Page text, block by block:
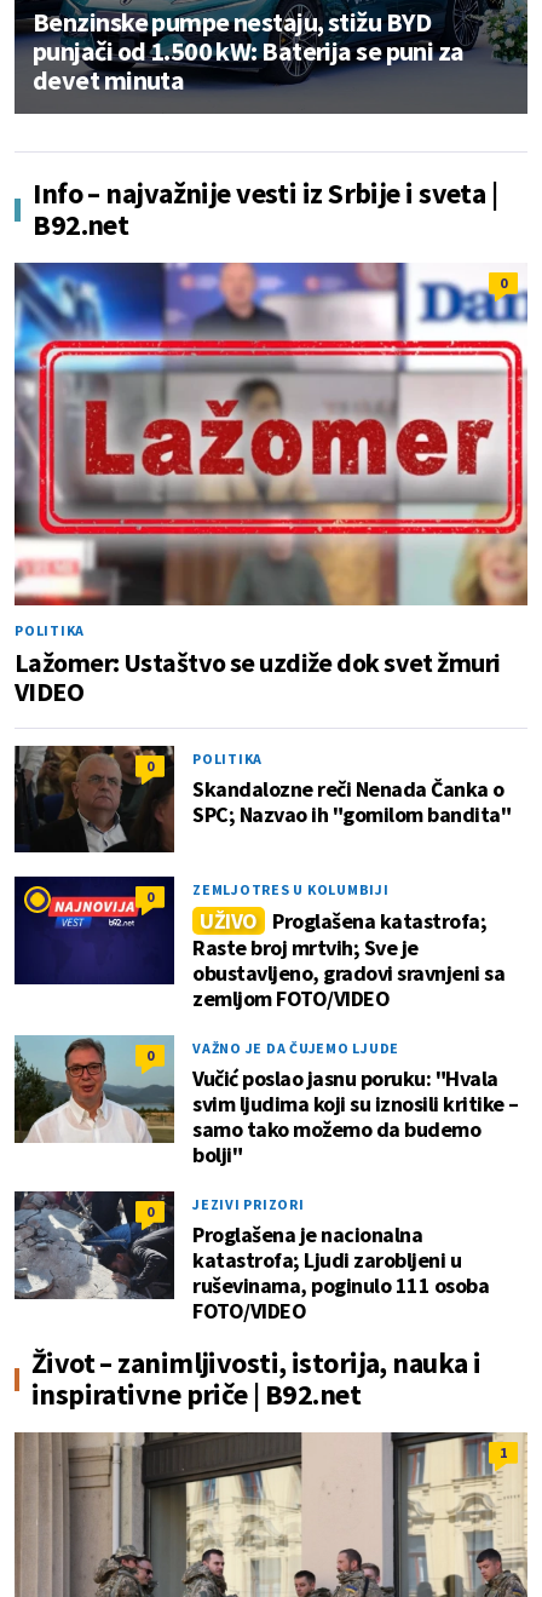
Benzinske pumpe nestaju, stižu BYD
punjači od 1.500 kW: Baterija se puni za
devet minuta
Info – najvažnije vesti iz Srbije i sveta |
B92.net
0
POLITIKA
Lažomer: Ustaštvo se uzdiže dok svet žmuri
VIDEO
0 POLITIKA
Skandalozne reči Nenada Čanka o
SPC; Nazvao ih "gomilom bandita"
0 ZEMLJOTRES U KOLUMBIJI
UŽIVO Proglašena katastrofa;
Raste broj mrtvih; Sve je
obustavljeno, gradovi sravnjeni sa
zemljom FOTO/VIDEO
0 VAŽNO JE DA ČUJEMO LJUDE
Vučić poslao jasnu poruku: "Hvala
svim ljudima koji su iznosili kritike –
samo tako možemo da budemo
bolji"
0 JEZIVI PRIZORI
Proglašena je nacionalna
katastrofa; Ljudi zarobljeni u
ruševinama, poginulo 111 osoba
FOTO/VIDEO
Život – zanimljivosti, istorija, nauka i
inspirativne priče | B92.net
1